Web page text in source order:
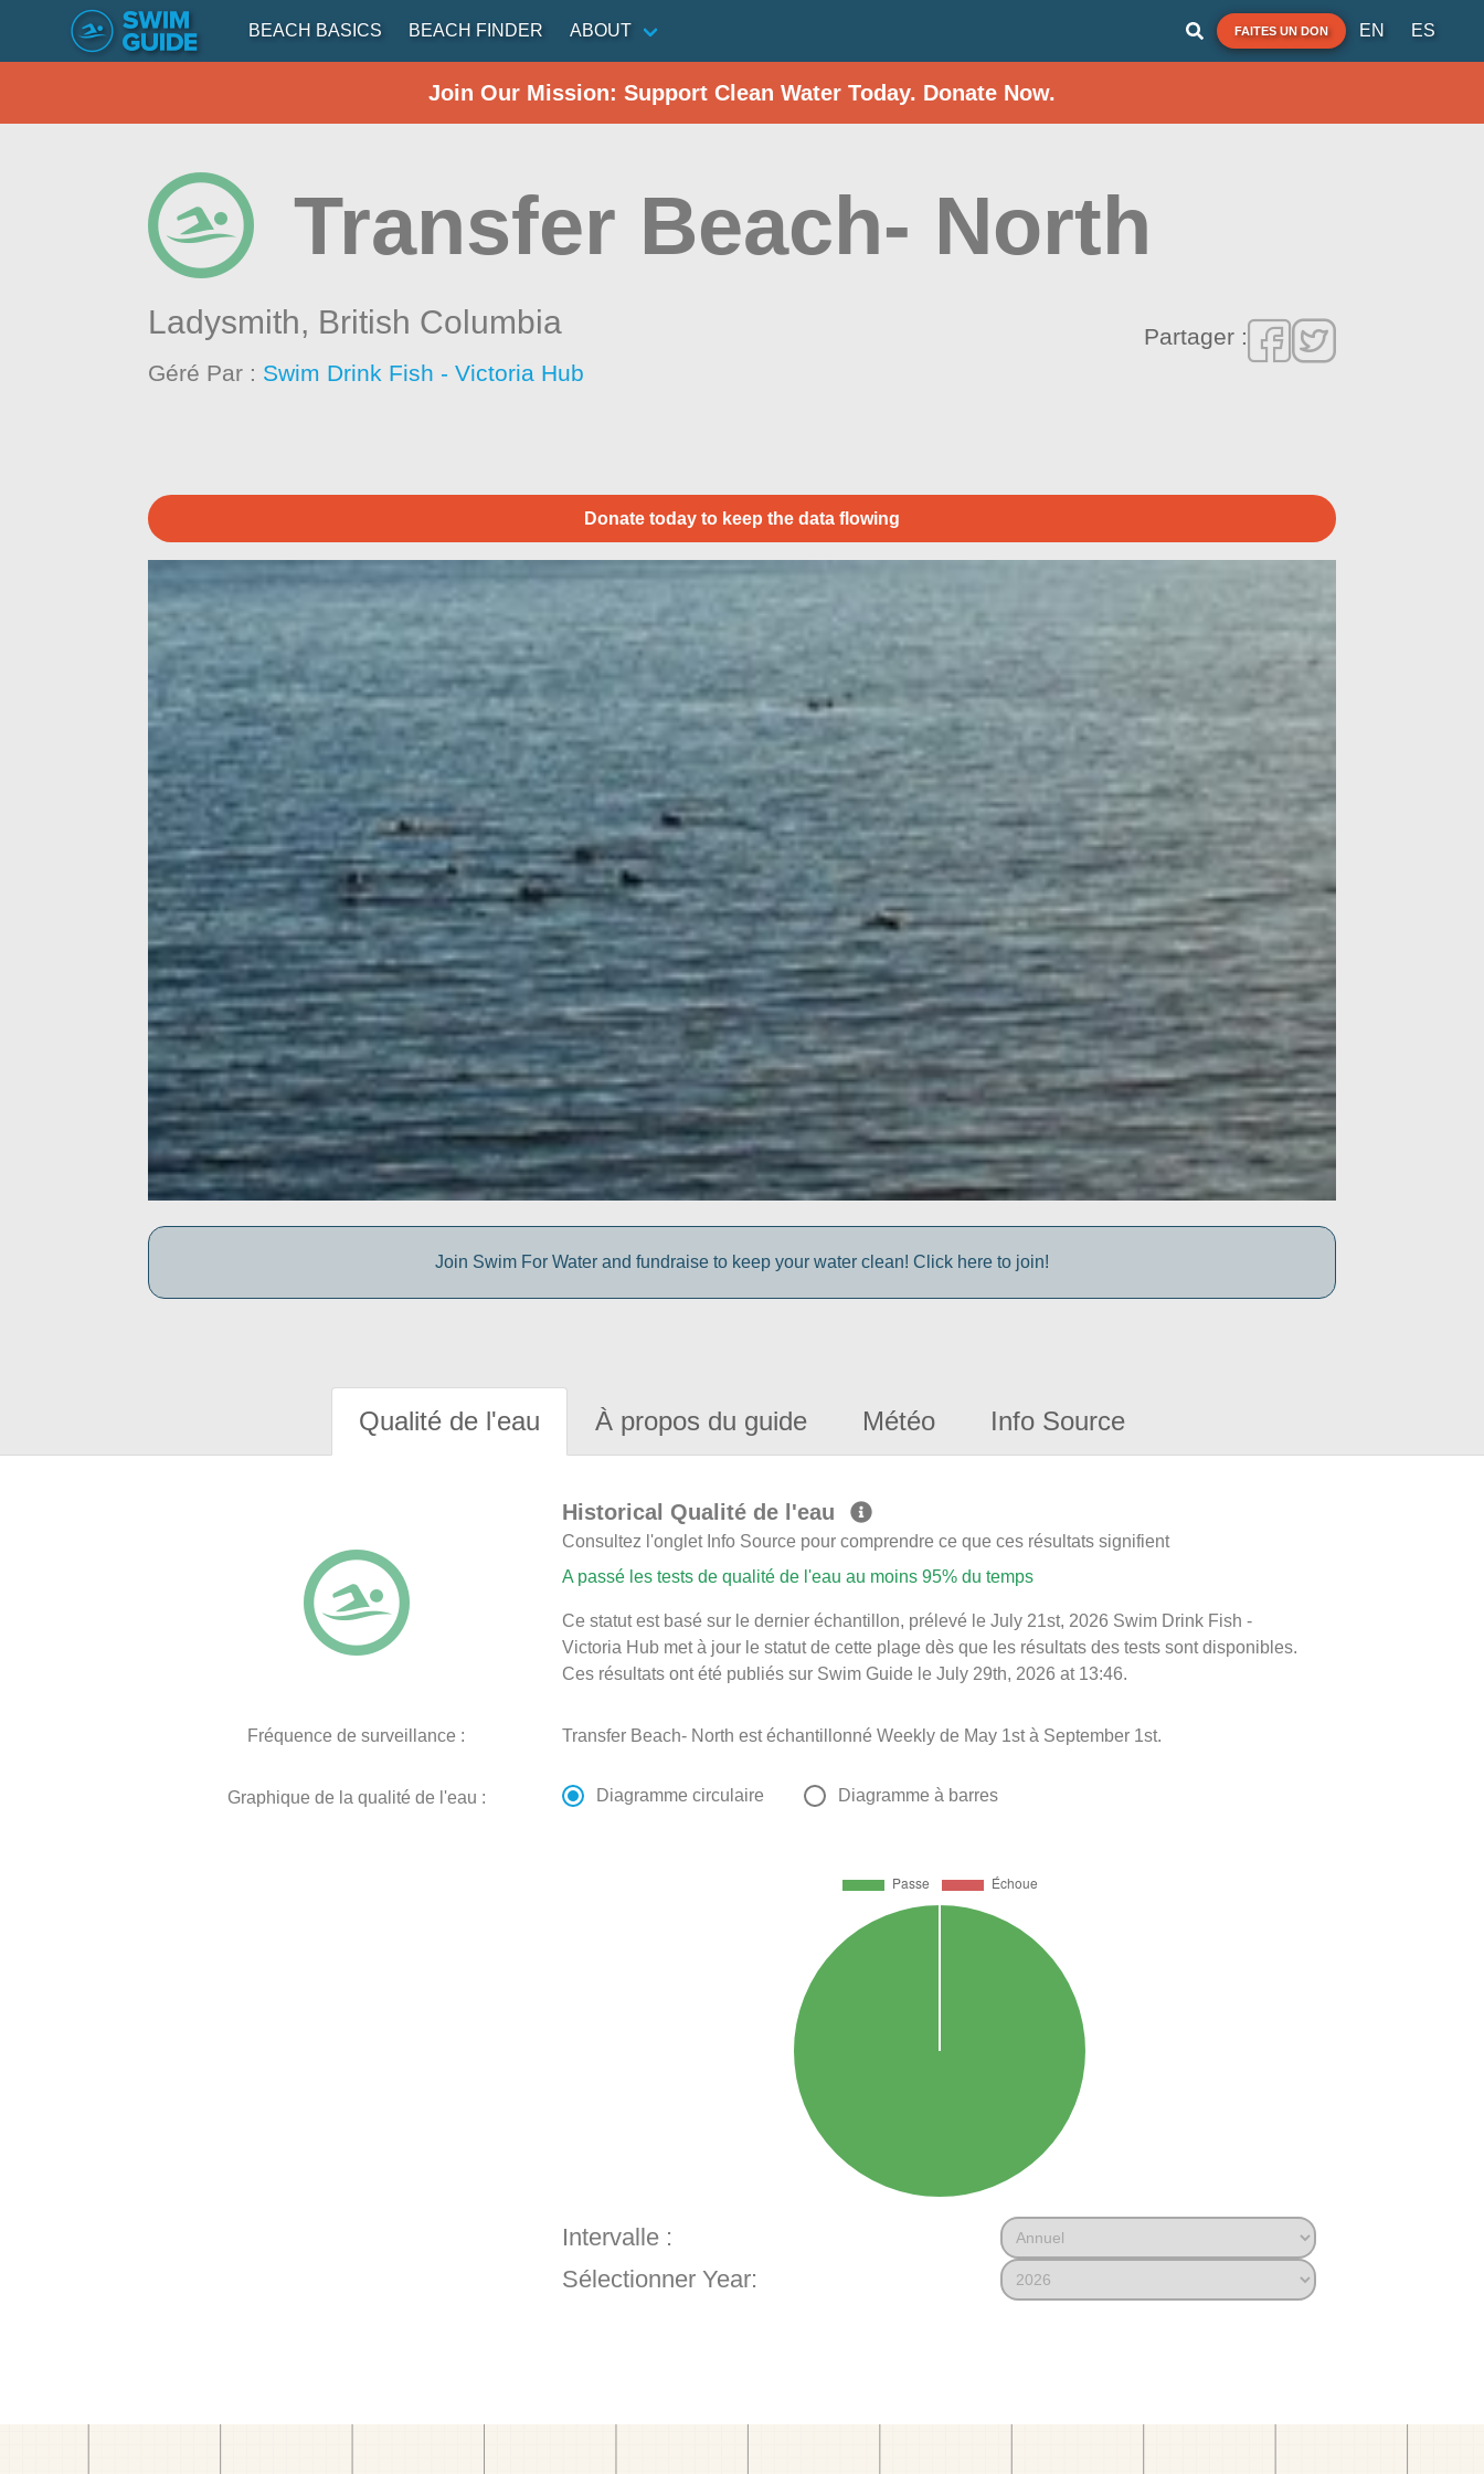
BEACH BASICS BEACH FINDER ABOUT FAITES UN DON EN ES
Join Our Mission: Support Clean Water Today. Donate Now.
Transfer Beach- North
Ladysmith, British Columbia
Géré Par : Swim Drink Fish - Victoria Hub
Partager :
Donate today to keep the data flowing
Join Swim For Water and fundraise to keep your water clean! Click here to join!
Qualité de l'eau À propos du guide Météo Info Source
Historical Qualité de l'eau
Consultez l'onglet Info Source pour comprendre ce que ces résultats signifient
A passé les tests de qualité de l'eau au moins 95% du temps
Ce statut est basé sur le dernier échantillon, prélevé le July 21st, 2026 Swim Drink Fish -
Victoria Hub met à jour le statut de cette plage dès que les résultats des tests sont disponibles.
Ces résultats ont été publiés sur Swim Guide le July 29th, 2026 at 13:46.
Fréquence de surveillance : Transfer Beach- North est échantillonné Weekly de May 1st à September 1st.
Graphique de la qualité de l'eau : Diagramme circulaire Diagramme à barres
Intervalle :
Sélectionner Year: